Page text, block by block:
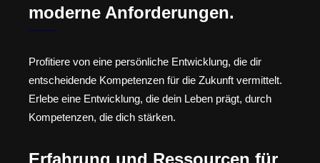
moderne Anforderungen.
Profitiere von eine persönliche Entwicklung, die dir
entscheidende Kompetenzen für die Zukunft vermittelt.
Erlebe eine Entwicklung, die dein Leben prägt, durch
Kompetenzen, die dich stärken.
Erfahrung und Ressourcen für